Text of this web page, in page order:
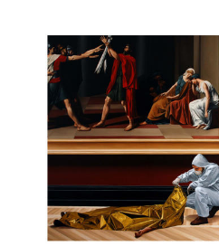
Irakurri